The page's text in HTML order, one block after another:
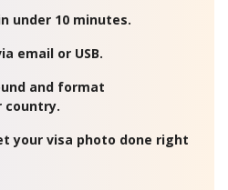
under 10 minutes.
email or USB.
and format
country.
your visa photo done right